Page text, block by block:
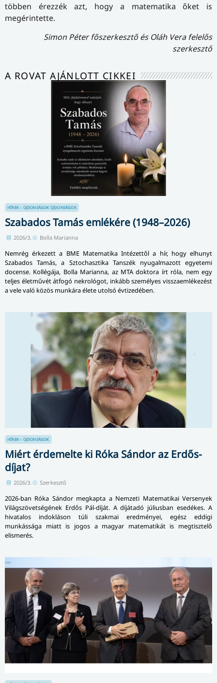
többen érezzék azt, hogy a matematika őket is
megérintette.
Simon Péter főszerkesztő és Oláh Vera felelős
szerkesztő
A ROVAT AJÁNLOTT CIKKEI
HÍREK – ÚJDONSÁGOK ÚJDONSÁGOK
Szabados Tamás emlékére (1948–2026)
2026/3. Bolla Marianna
Nemrég érkezett a BME Matematika Intézettől a hír, hogy elhunyt
Szabados Tamás, a Sztochasztika Tanszék nyugalmazott egyetemi
docense. Kollégája, Bolla Marianna, az MTA doktora írt róla, nem egy
teljes életművét átfogó nekrológot, inkább személyes visszaemlékezést
a vele való közös munkára élete utolsó évtizedében.
HÍREK – ÚJDONSÁGOK
Miért érdemelte ki Róka Sándor az Erdős-
díjat?
2026/3. Szerkesztő
2026-ban Róka Sándor megkapta a Nemzeti Matematikai Versenyek
Világszövetségének Erdős Pál-díját. A díjátadó júliusban esedékes. A
hivatalos indokláson túli szakmai eredményei, egész eddigi
munkássága miatt is jogos a magyar matematikát is megtisztelő
elismerés.